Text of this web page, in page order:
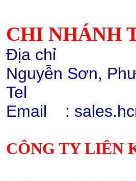
CHI NHÁNH
Địa chỉ :
Nguyễn Sơn,
Email
:
CÔNG TY LIÊN